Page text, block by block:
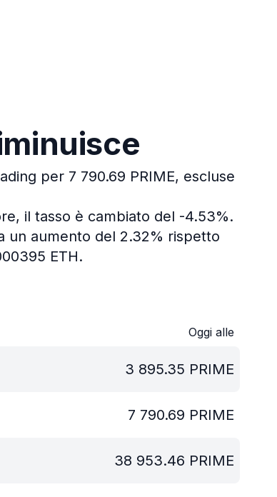
per 7 790.69 PRIME, escluse
il tasso è cambiato del -4.53%.
un aumento del 2.32% rispetto
ETH.
Oggi alle
3 895.35 PRIME
7 790.69 PRIME
38 953.46 PRIME